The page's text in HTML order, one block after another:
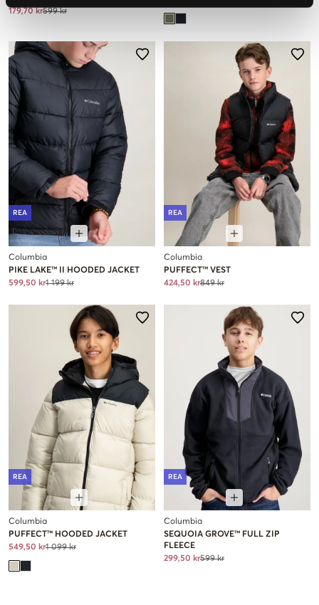
179,70 kr599 kr
REA
Columbia
PIKE LAKE™ II HOODED JACKET
599,50 kr1 199 kr
REA
Columbia
PUFFECT™ VEST
424,50 kr849 kr
REA
Columbia
PUFFECT™ HOODED JACKET
549,50 kr1 099 kr
REA
Columbia
SEQUOIA GROVE™ FULL ZIP
FLEECE
299,50 kr599 kr